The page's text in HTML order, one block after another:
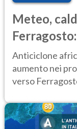
Meteo,
ancora
Anticiclone
aumento nei
verso